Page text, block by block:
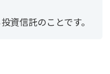
資信託のことです。